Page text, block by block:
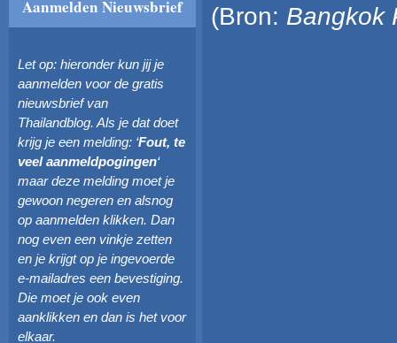
Aanmelden Nieuwsbrief
Let op: hieronder kun jij je
aanmelden voor de gratis
nieuwsbrief van
Thailandblog. Als je dat doet
krijg je een melding: ‘Fout, te
veel aanmeldpogingen‘
maar deze melding moet je
gewoon negeren en alsnog
op aanmelden klikken. Dan
nog even een vinkje zetten
en je krijgt op je ingevoerde
e-mailadres een bevestiging.
Die moet je ook even
aanklikken en dan is het voor
elkaar.
(Bron: Bangkok